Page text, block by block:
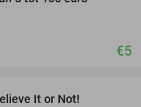
€5
It or Not!